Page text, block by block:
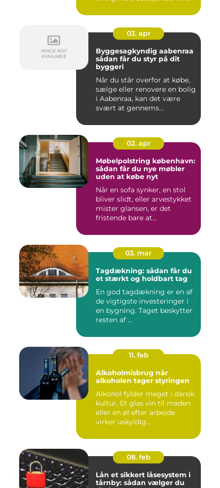
03. apr
Byggesagkyndig aabenraa
sådan får du styr på dit
byggeri
Når du står overfor at købe,
sælge eller renovere en bolig
i Aabenraa, kan det være
svært at gennems...
02. apr
Møbelpolstring københavn:
sådan får du nye møbler
uden at købe nyt
Når en sofa synker, en stol
bliver slidt, eller arvestykket
mister glansen, er det
fristende bare at...
03. mar
Tagdækning: sådan får du
et stærkt og holdbart tag
En god tagdækning er en af
de vigtigste investeringer i
en bygning. Taget beskytter
resten af ...
11. feb
Alkoholmisbrug når
alkoholen tager styringen
Alkohol fylder meget i dansk
kultur. Et glas vin til maden
eller en øl efter arbejde
virker uskyldig...
08. feb
Lån et sikkert låsesystem i
tårnby: sådan vælger du